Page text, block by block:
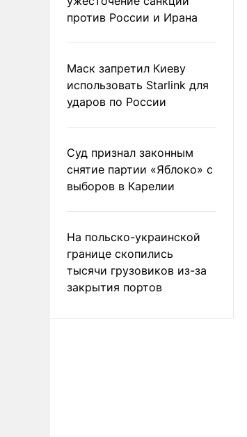
против России и Ирана
Маск запретил Киеву
использовать Starlink для
ударов по России
Суд признал законным
снятие партии «Яблоко» с
выборов в Карелии
На польско-украинской
границе скопились
тысячи грузовиков из-за
закрытия портов